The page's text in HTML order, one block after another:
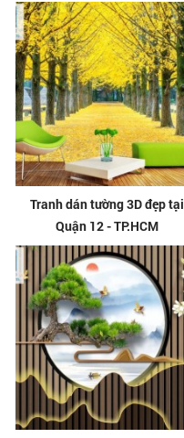
Tranh dán tường 3D đẹp tại
Quận 12 - TP.HCM